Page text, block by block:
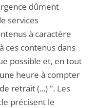
dûment
services
à caractère
ces contenus dans
possible et, en tout
heure à compter
retrait (...) ". Les
précisent le